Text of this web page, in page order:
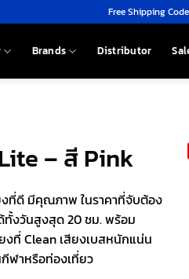
Free Shipping
Brands Distributor
– สี Pink
ที่ดี มีคุณภาพ ในราคาที่จับต้อง
ทั้งวันสูงสุด 20 ชม. พร้อม
งที่ Clean เสียงเบสหนักแน่น
ฬาหรือท่องเที่ยว